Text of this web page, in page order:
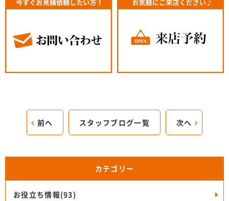
前へ スタッフブログ一覧 次へ
カテゴリー
お役立ち情報(93)